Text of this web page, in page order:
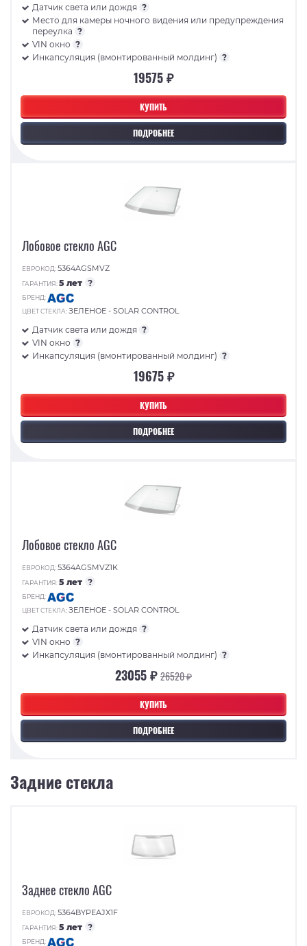
КУПИТЬ
ПОДРОБНЕЕ
Датчик света или дождя ?
Место для камеры ночного видения или предупреждения
переулка ?
VIN окно ?
Инкапсуляция (вмонтированный молдинг) ?
19575 ₽
КУПИТЬ
ПОДРОБНЕЕ
Лобовое стекло AGC
ЕВРОКОД:5364AGSMVZ
ГАРАНТИЯ:5 лет ?
БРЕНД:
ЦВЕТ СТЕКЛА:ЗЕЛЕНОЕ - SOLAR CONTROL
Датчик света или дождя ?
VIN окно ?
Инкапсуляция (вмонтированный молдинг) ?
19675 ₽
КУПИТЬ
ПОДРОБНЕЕ
Лобовое стекло AGC
ЕВРОКОД:5364AGSMVZ1K
ГАРАНТИЯ:5 лет ?
БРЕНД:
ЦВЕТ СТЕКЛА:ЗЕЛЕНОЕ - SOLAR CONTROL
Датчик света или дождя ?
VIN окно ?
Инкапсуляция (вмонтированный молдинг) ?
23055 ₽26520 ₽
Задние стекла
Заднее стекло AGC
ЕВРОКОД:5364BYPEAJX1F
ГАРАНТИЯ:5 лет ?
БРЕНД: